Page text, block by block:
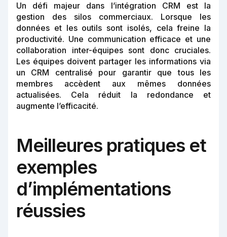
Un défi majeur dans l’intégration CRM est la
gestion des silos commerciaux. Lorsque les
données et les outils sont isolés, cela freine la
productivité. Une communication efficace et une
collaboration inter-équipes sont donc cruciales.
Les équipes doivent partager les informations via
un CRM centralisé pour garantir que tous les
membres accèdent aux mêmes données
actualisées. Cela réduit la redondance et
augmente l’efficacité.
Meilleures pratiques et
exemples
d’implémentations
réussies